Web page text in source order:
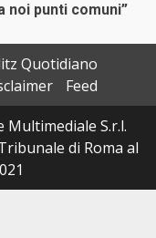
noi punti comuni”
Quotidiano
Feed
S.r.l.
di Roma al